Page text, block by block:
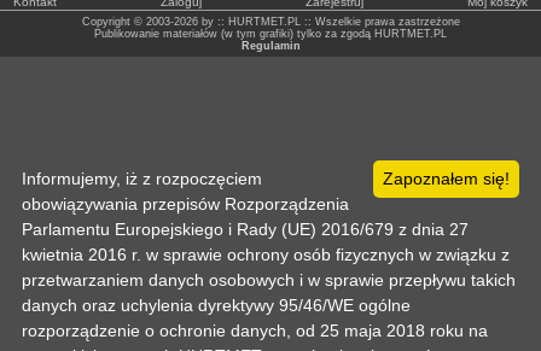
Copyright © 2003-2026 by :: HURTMET.PL :: Wszelkie prawa zastrzeżone
Publikowanie materiałów (w tym grafiki) tylko za zgodą HURTMET.PL
Regulamin
Zapoznałem się!
Informujemy, iż z rozpoczęciem
obowiązywania przepisów Rozporządzenia
Parlamentu Europejskiego i Rady (UE) 2016/679 z dnia 27
kwietnia 2016 r. w sprawie ochrony osób fizycznych w związku z
przetwarzaniem danych osobowych i w sprawie przepływu takich
danych oraz uchylenia dyrektywy 95/46/WE ogólne
rozporządzenie o ochronie danych, od 25 maja 2018 roku na